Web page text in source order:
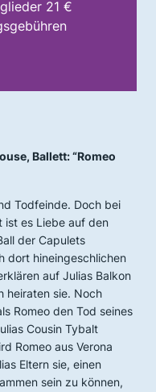
21 €
Ballett: “Romeo
Todfeinde. Doch bei
ist es Liebe auf den
der Capulets
dort hineingeschlichen
auf Julias Balkon
heiraten sie. Noch
Romeo den Tod seines
Cousin Tybalt
Romeo aus Verona
Eltern sie, einen
sein zu können,